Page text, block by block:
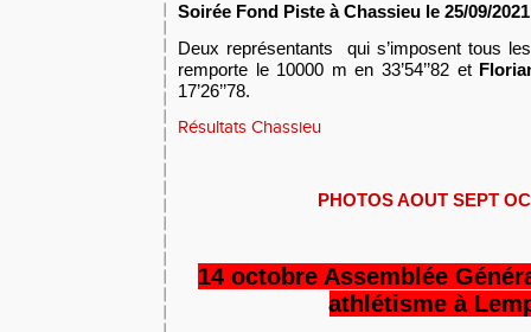
Soirée Fond Piste à Chassieu le 25/09/2021
Deux représentants qui s’imposent tous
remporte le 10000 m en 33’54’’82 et
17’26’’78.
Résultats Chassieu
PHOTOS AOUT SEPT
14 octobre Assemblée
athlétisme à